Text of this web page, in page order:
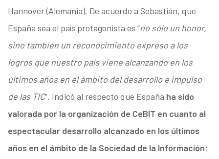
Hannover (Alemania). De acuerdo a Sebastián, que
España sea el país protagonista es “no sólo un honor,
sino también un reconocimiento expreso a los
logros que nuestro país viene alcanzando en los
últimos años en el ámbito del desarrollo e impulso
de las TIC”. Indicó al respecto que España ha sido
valorada por la organización de CeBIT en cuanto al
espectacular desarrollo alcanzado en los últimos
años en el ámbito de la Sociedad de la Información;